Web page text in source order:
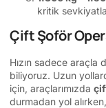
kritik
Çift Şoför
Hızın sadece
biliyoruz. Uzun
için, araçlarımızda
durmadan yol